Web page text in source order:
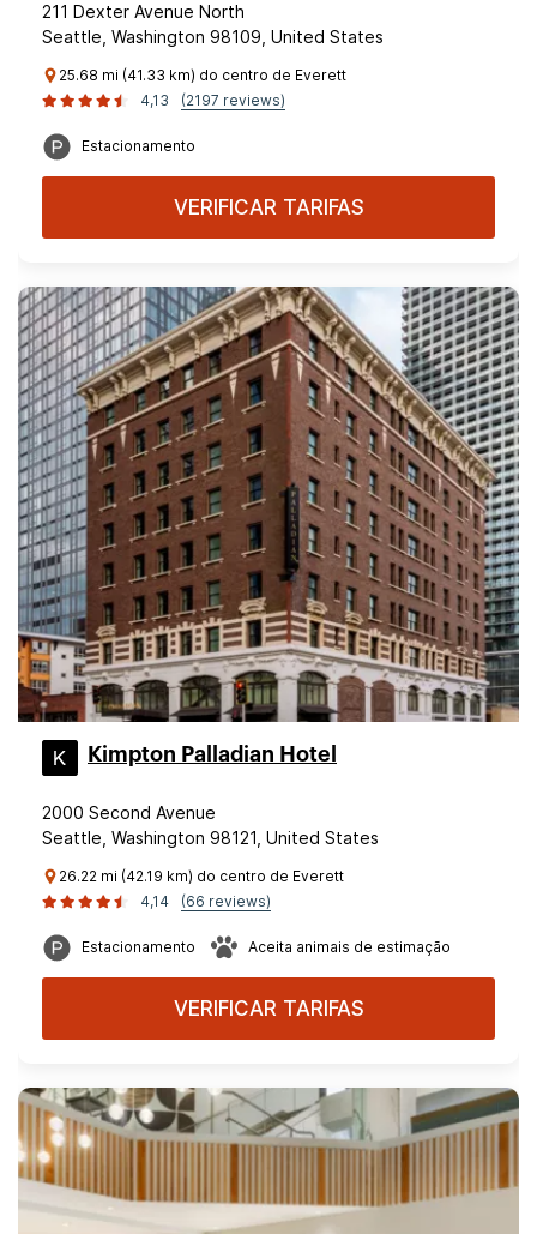
211 Dexter Avenue North
Seattle, Washington 98109, United States
25.68 mi (41.33 km) do centro de Everett
4,13
(2197 reviews)
Estacionamento
VERIFICAR TARIFAS
Kimpton Palladian Hotel
2000 Second Avenue
Seattle, Washington 98121, United States
26.22 mi (42.19 km) do centro de Everett
4,14
(66 reviews)
Estacionamento Aceita animais de estimação
VERIFICAR TARIFAS